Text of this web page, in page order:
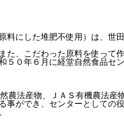
料にした堆肥不使用）は、世田
た、こだわった原料を使って作
５０年６月に経堂自然食品セン
農法産物、ＪＡＳ有機農法産
事ができ、センターとしての役